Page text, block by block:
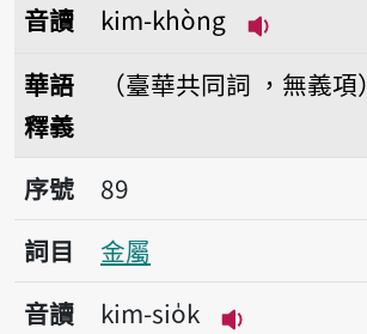
音讀
kim-khòng
華語
釋義
（臺華共同詞 ，無義項）
序號89金屬
序號
89
詞目
金屬
音讀
kim-sio̍k